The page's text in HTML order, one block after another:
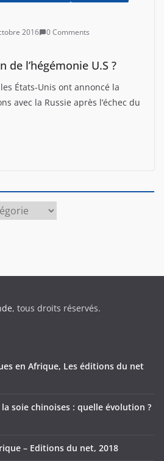
2016
0 Comments
de l’hégémonie U.S ?
États-Unis ont annoncé la
avec la Russie après l’échec du
, tous droits réservés.
en Afrique, Les éditions du net
soie chinoises : quelle évolution ?
– Editions du net, 2018